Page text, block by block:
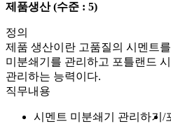
제품생산(수준 : 5)
정의
제품 생산이란 고품질의 시멘트
미분쇄기를 관리하고 포틀랜드
관리하는 능력이다.
직무내용
시멘트 미분쇄기 관리하기